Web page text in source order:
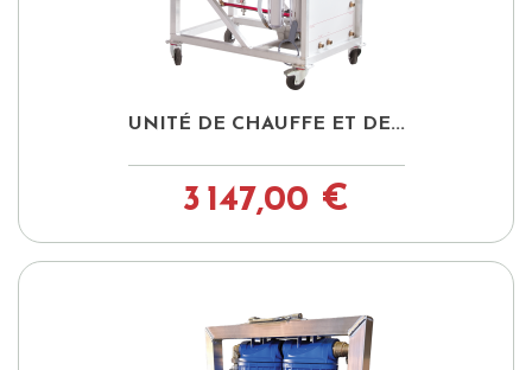
UNITÉ DE CHAUFFE ET DE...
3 147,00 €